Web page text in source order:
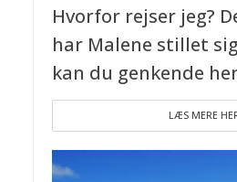
Hvorfor rejser jeg?
har Malene stillet
kan du genkende
LÆS MERE